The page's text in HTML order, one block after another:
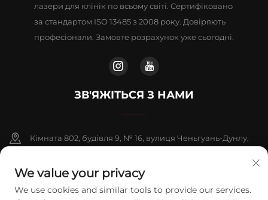
лазери для клінік по всьому світі. Сертифіковано
за стандартом ISO 13485 з 2008 року. Довіряють
професіонали. Замовте розрахунок уже сьогодні.
ЗВ'ЯЖІТЬСЯ З НАМИ
Кімната 802, будівля 9, № 16, вулиця Ченьгуань-Дунлу,
+86-13911459627
We value your privacy
We use cookies and similar tools to provide our services.